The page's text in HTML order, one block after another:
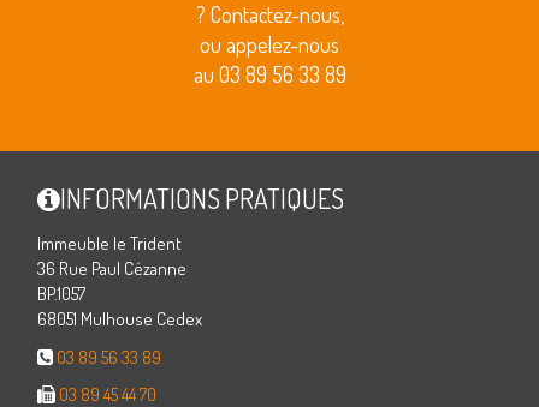
? Contactez-nous,
ou appelez-nous
au 03 89 56 33 89
INFORMATIONS PRATIQUES
Immeuble le Trident
36 Rue Paul Cézanne
BP.1057
68051 Mulhouse Cedex
03 89 56 33 89
03 89 45 44 70